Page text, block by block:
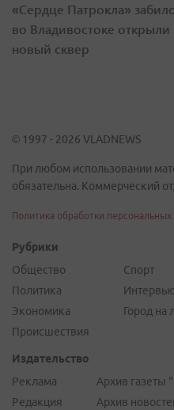
«Сердце Патрокла»
во Владивостоке открыли
новый сквер
© 1997 - 2026 VLADNEWS
При любом использовании
обязательна. Коммерческий
Политика обработки
Рубрики
Общество
Политика
Экономика
Происшествия
Спорт
Интервью
Город на
Издательство
Реклама
Редакция
Архив газеты
Архив